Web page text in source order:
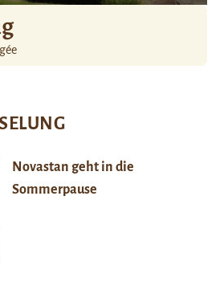
Novastan geht in die
Sommerpause